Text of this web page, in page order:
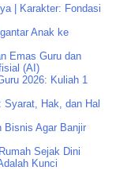
| Karakter: Fondasi
Anak ke
Emas Guru dan
(AI)
2026: Kuliah 1
Syarat, Hak, dan Hal
Bisnis Agar Banjir
Sejak Dini
Kunci